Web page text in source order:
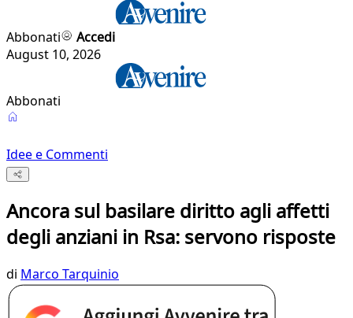
Abbonati
Accedi
August 10, 2026
Abbonati
Idee e Commenti
Ancora sul basilare diritto agli affetti
degli anziani in Rsa: servono risposte
di Marco Tarquinio